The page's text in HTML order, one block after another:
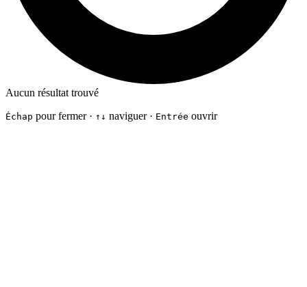
Aucun résultat trouvé
Échap pour fermer · ↑↓ naviguer · Entrée ouvrir